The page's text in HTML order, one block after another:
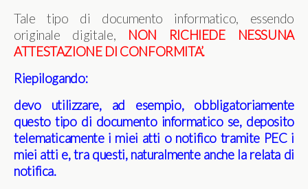
Tale tipo di documento informatico, essendo
originale digitale, NON RICHIEDE NESSUNA
ATTESTAZIONE DI CONFORMITA’.
Riepilogando:
devo utilizzare, ad esempio, obbligatoriamente
questo tipo di documento informatico se, deposito
telematicamente i miei atti o notifico tramite PEC i
miei atti e, tra questi, naturalmente anche la relata di
notifica.